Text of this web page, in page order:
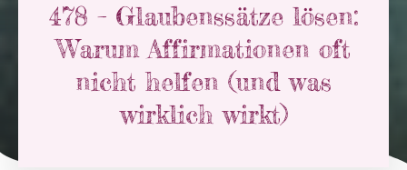
478 – Glaubenssätze lösen:
Warum Affirmationen oft
nicht helfen (und was
wirklich wirkt)